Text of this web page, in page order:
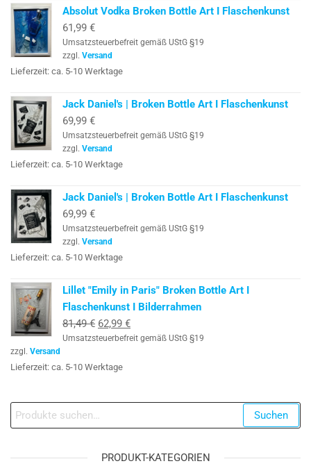
Absolut Vodka Broken Bottle Art I Flaschenkunst
61,99 €
Umsatzsteuerbefreit gemäß UStG §19
zzgl. Versand
Lieferzeit: ca. 5-10 Werktage
Jack Daniel's | Broken Bottle Art I Flaschenkunst
69,99 €
Umsatzsteuerbefreit gemäß UStG §19
zzgl. Versand
Lieferzeit: ca. 5-10 Werktage
Jack Daniel's | Broken Bottle Art I Flaschenkunst
69,99 €
Umsatzsteuerbefreit gemäß UStG §19
zzgl. Versand
Lieferzeit: ca. 5-10 Werktage
Lillet "Emily in Paris" Broken Bottle Art I
Flaschenkunst I Bilderrahmen
81,49€ Ursprünglicher
Preis
81,49 €
62,99 €Aktueller
Preis
Umsatzsteuerbefreit gemäß UStG §19
zzgl. Versand
Lieferzeit: ca. 5-10 Werktage
Suche
nach:
Suchen
PRODUKT-KATEGORIEN